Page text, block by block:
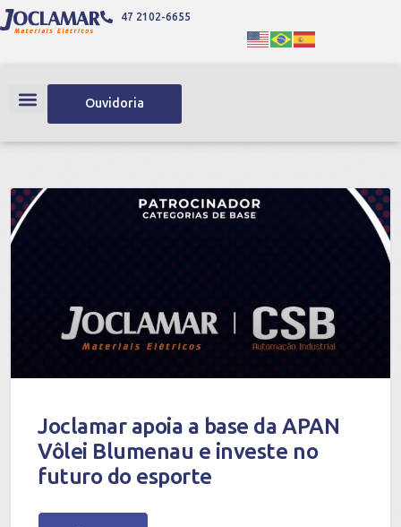
47 2102-6655
Ouvidoria
Joclamar apoia a base da APAN
Vôlei Blumenau e investe no
futuro do esporte